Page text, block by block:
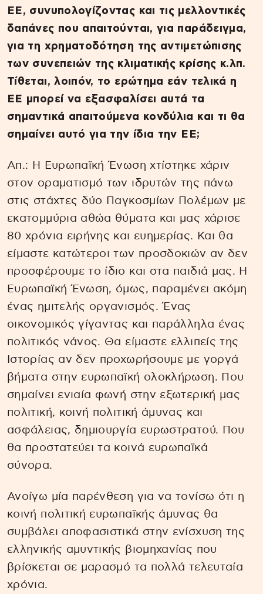
ΕΕ, συνυπολογίζοντας και τις μελλοντικές
δαπάνες που απαιτούνται, για παράδειγμα,
για τη χρηματοδότηση της αντιμετώπισης
των συνεπειών της κλιματικής κρίσης κ.λπ.
Τίθεται, λοιπόν, το ερώτημα εάν τελικά η
ΕΕ μπορεί να εξασφαλίσει αυτά τα
σημαντικά απαιτούμενα κονδύλια και τι θα
σημαίνει αυτό για την ίδια την ΕΕ;
Απ.: Η Ευρωπαϊκή Ένωση χτίστηκε χάριν
στον οραματισμό των ιδρυτών της πάνω
στις στάχτες δύο Παγκοσμίων Πολέμων με
εκατομμύρια αθώα θύματα και μας χάρισε
80 χρόνια ειρήνης και ευημερίας. Και θα
είμαστε κατώτεροι των προσδοκιών αν δεν
προσφέρουμε το ίδιο και στα παιδιά μας. Η
Ευρωπαϊκή Ένωση, όμως, παραμένει ακόμη
ένας ημιτελής οργανισμός. Ένας
οικονομικός γίγαντας και παράλληλα ένας
πολιτικός νάνος. Θα είμαστε ελλιπείς της
Ιστορίας αν δεν προχωρήσουμε με γοργά
βήματα στην ευρωπαϊκή ολοκλήρωση. Που
σημαίνει ενιαία φωνή στην εξωτερική μας
πολιτική, κοινή πολιτική άμυνας και
ασφάλειας, δημιουργία ευρωστρατού. Που
θα προστατεύει τα κοινά ευρωπαϊκά
σύνορα.
Ανοίγω μία παρένθεση για να τονίσω ότι η
κοινή πολιτική ευρωπαϊκής άμυνας θα
συμβάλει αποφασιστικά στην ενίσχυση της
ελληνικής αμυντικής βιομηχανίας που
βρίσκεται σε μαρασμό τα πολλά τελευταία
χρόνια.